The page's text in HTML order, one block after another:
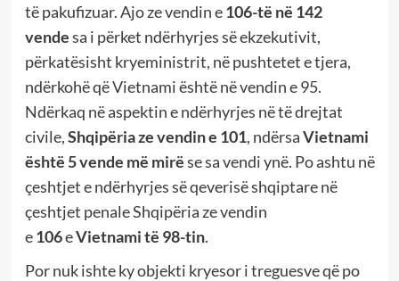
të pakufizuar. Ajo ze vendin e106-të në 142
vendesa i përket ndërhyrjes së ekzekutivit,
përkatësisht kryeministrit, në pushtetet e tjera,
ndërkohë që Vietnami është në vendin e 95.
Ndërkaq në aspektin e ndërhyrjes në të drejtat
civile,Shqipëria ze vendin e 101, ndërsaVietnami
është 5 vende më mirëse sa vendi ynë. Po ashtu në
çeshtjet e ndërhyrjes së qeverisë shqiptare në
çeshtjet penale Shqipëria ze vendin
e106eVietnami të 98-tin.
Por nuk ishte ky objekti kryesor i treguesve që po